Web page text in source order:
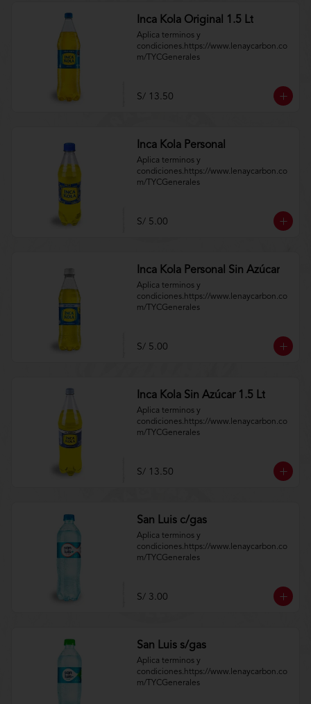
Inca Kola Original 1.5 Lt
Aplica terminos y
condiciones.https://www.lenaycarbon.co
m/TYCGenerales
S/ 13.50
Inca Kola Personal
Aplica terminos y
condiciones.https://www.lenaycarbon.co
m/TYCGenerales
S/ 5.00
Inca Kola Personal Sin Azúcar
Aplica terminos y
condiciones.https://www.lenaycarbon.co
m/TYCGenerales
S/ 5.00
Inca Kola Sin Azúcar 1.5 Lt
Aplica terminos y
condiciones.https://www.lenaycarbon.co
m/TYCGenerales
S/ 13.50
San Luis c/gas
Aplica terminos y
condiciones.https://www.lenaycarbon.co
m/TYCGenerales
S/ 3.00
San Luis s/gas
Aplica terminos y
condiciones.https://www.lenaycarbon.co
m/TYCGenerales